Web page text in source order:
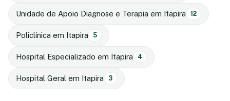
Unidade de Apoio Diagnose e Terapia em Itapira 12
Policlínica em Itapira 5
Hospital Especializado em Itapira 4
Hospital Geral em Itapira 3